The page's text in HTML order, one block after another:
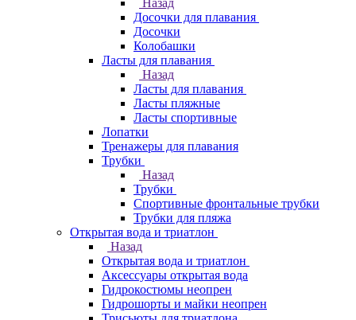
Назад
Досочки для плавания
Досочки
Колобашки
Ласты для плавания
Назад
Ласты для плавания
Ласты пляжные
Ласты спортивные
Лопатки
Тренажеры для плавания
Трубки
Назад
Трубки
Спортивные фронтальные трубки
Трубки для пляжа
Открытая вода и триатлон
Назад
Открытая вода и триатлон
Аксессуары открытая вода
Гидрокостюмы неопрен
Гидрошорты и майки неопрен